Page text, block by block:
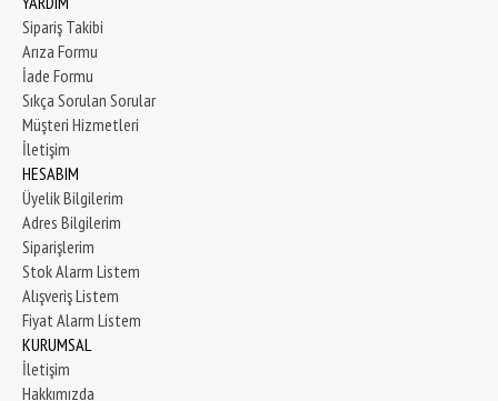
Sipariş Takibi
Arıza Formu
İade Formu
Sıkça Sorulan Sorular
Müşteri Hizmetleri
İletişim
HESABIM
Üyelik Bilgilerim
Adres Bilgilerim
Siparişlerim
Stok Alarm Listem
Alışveriş Listem
Fiyat Alarm Listem
KURUMSAL
İletişim
Hakkımızda